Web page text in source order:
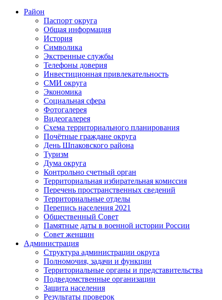
Район
Паспорт округа
Общая информация
История
Символика
Экстренные службы
Телефоны доверия
Инвестиционная привлекательность
СМИ округа
Экономика
Социальная сфера
Фотогалерея
Видеогалерея
Схема территориального планирования
Почётные граждане округа
День Шпаковского района
Туризм
Дума округа
Контрольно счетный орган
Территориальная избирательная комиссия
Перечень пространственных сведений
Территориальные отделы
Перепись населения 2021
Общественный Совет
Памятные даты в военной истории России
Совет женщин
Администрация
Структура администрации округа
Полномочия, задачи и функции
Территориальные органы и представительства
Подведомственные организации
Защита населения
Результаты проверок